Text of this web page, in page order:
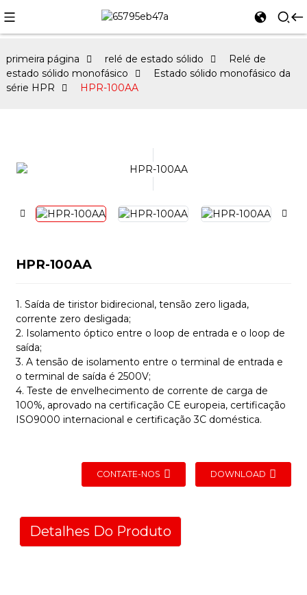
primeira página relé de estado sólido
Relé de
estado sólido monofásico
Estado sólido monofásico da
série HPR
HPR-100AA
HPR-100AA
1. Saída de tiristor bidirecional, tensão zero ligada,
corrente zero desligada;
2. Isolamento óptico entre o loop de entrada e o loop de
saída;
3. A tensão de isolamento entre o terminal de entrada e
o terminal de saída é 2500V;
4. Teste de envelhecimento de corrente de carga de
100%, aprovado na certificação CE europeia, certificação
ISO9000 internacional e certificação 3C doméstica.
CONTATE-NOS DOWNLOAD
Detalhes Do Produto